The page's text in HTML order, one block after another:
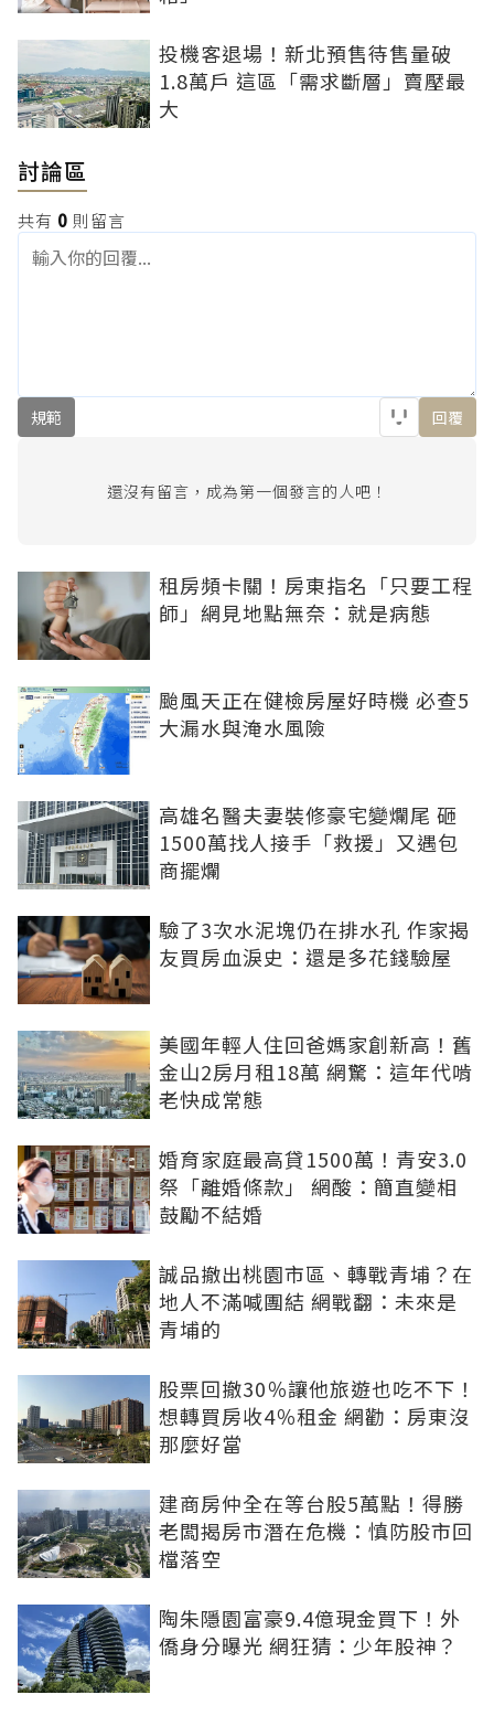
投機客退場！新北預售待售量破
1.8萬戶 這區「需求斷層」賣壓最
大
討論區
共有 0 則留言
規範 回覆
還沒有留言，成為第一個發言的人吧！
租房頻卡關！房東指名「只要工程
師」網見地點無奈：就是病態
颱風天正在健檢房屋好時機 必查5
大漏水與淹水風險
高雄名醫夫妻裝修豪宅變爛尾 砸
1500萬找人接手「救援」又遇包
商擺爛
驗了3次水泥塊仍在排水孔 作家揭
友買房血淚史：還是多花錢驗屋
美國年輕人住回爸媽家創新高！舊
金山2房月租18萬 網驚：這年代啃
老快成常態
婚育家庭最高貸1500萬！青安3.0
祭「離婚條款」 網酸：簡直變相
鼓勵不結婚
誠品撤出桃園市區、轉戰青埔？在
地人不滿喊團結 網戰翻：未來是
青埔的
股票回撤30％讓他旅遊也吃不下！
想轉買房收4％租金 網勸：房東沒
那麼好當
建商房仲全在等台股5萬點！得勝
老闆揭房市潛在危機：慎防股市回
檔落空
陶朱隱園富豪9.4億現金買下！外
僑身分曝光 網狂猜：少年股神？